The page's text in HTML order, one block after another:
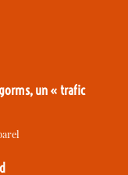
un « trafic